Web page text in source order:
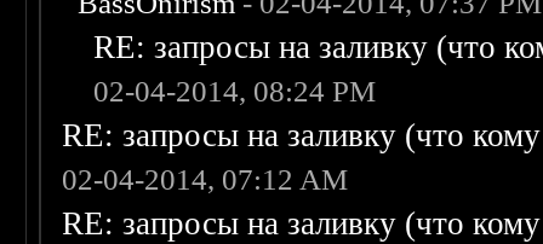
RE: запросы на заливку (что
02-04-2014, 08:24 PM
RE: запросы на заливку (что
02-04-2014, 07:12 AM
RE: запросы на заливку (что